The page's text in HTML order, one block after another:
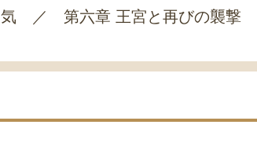
気 ／ 第六章 王宮と再びの襲撃